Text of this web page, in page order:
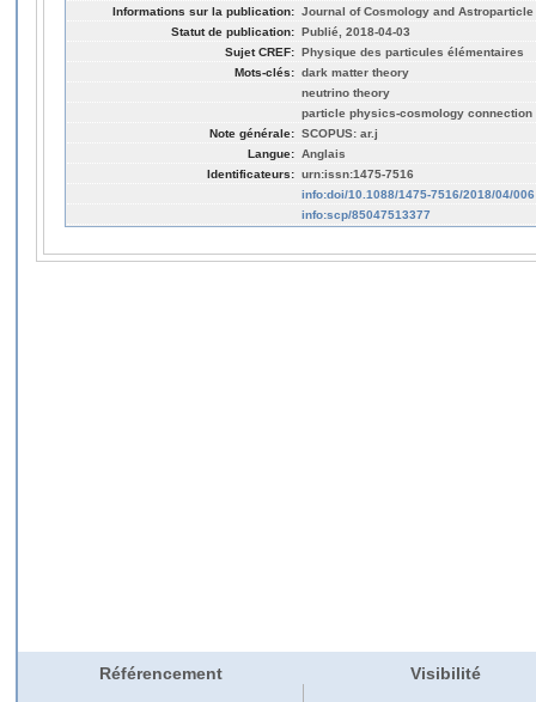
Informations sur la publication: Journal of Cosmology and
Statut de publication: Publié, 2018-04-03
Sujet CREF: Physique des particules élémentaires
Mots-clés: dark matter theory
neutrino theory
particle physics-cosmology connection
Note générale: SCOPUS: ar.j
Langue: Anglais
Identificateurs: urn:issn:1475-7516
info:doi/10.1088/1475-7516/2018/04/006
info:scp/85047513377
Référencement Visibilité